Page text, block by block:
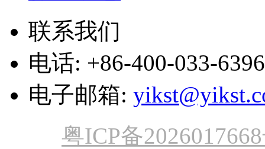
联系我们
电话: +86-400-033-6396
电子邮箱:
粤ICP备